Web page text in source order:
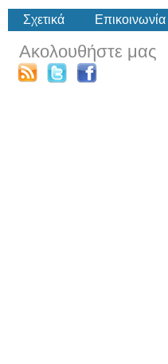
Σχετικά Επικοινωνία
Ακολουθήστε μας